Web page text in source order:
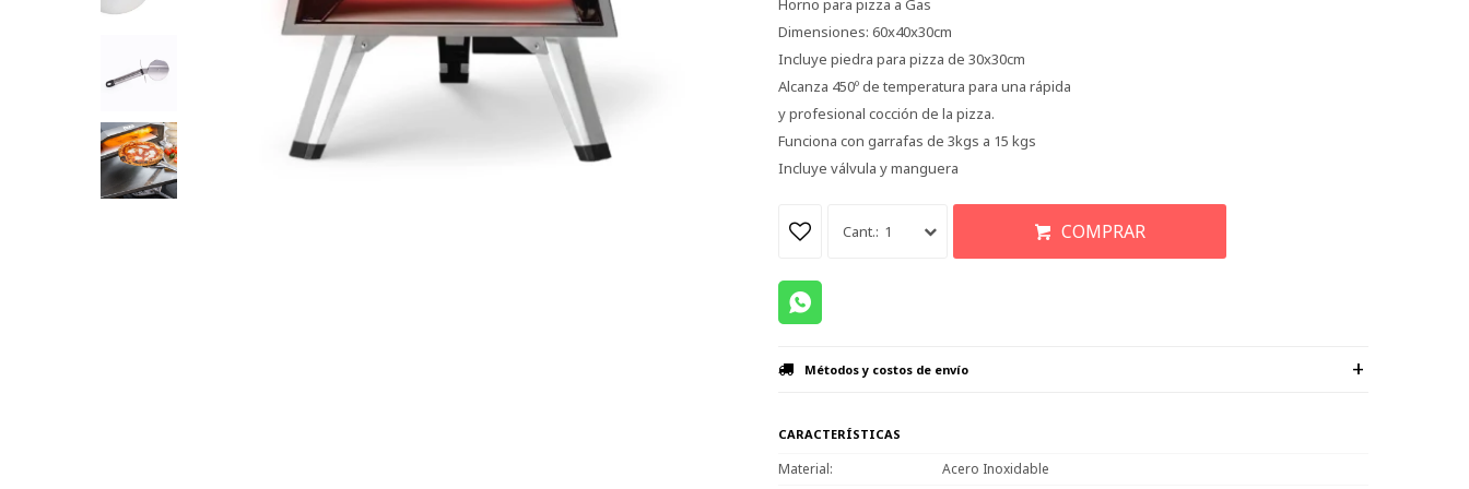
Horno para pizza a Gas
Dimensiones: 60x40x30cm
Incluye piedra para pizza de 30x30cm
Alcanza 450º de temperatura para una rápida
y profesional cocción de la pizza.
Funciona con garrafas de 3kgs a 15 kgs
Incluye válvula y manguera
1 COMPRAR
Métodos y costos de envío
CARACTERÍSTICAS
Material Acero Inoxidable